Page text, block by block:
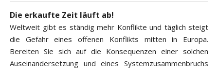
Die erkaufte Zeit läuft ab!
Weltweit gibt es ständig mehr Konflikte und täglich steigt
die Gefahr eines offenen Konflikts mitten in Europa.
Bereiten Sie sich auf die Konsequenzen einer solchen
Auseinandersetzung und eines Systemzusammenbruchs